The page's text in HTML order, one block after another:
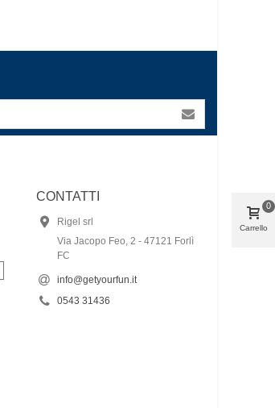
CONTATTI
Rigel srl
Via Jacopo Feo, 2 - 47121 Forlì
FC
info@getyourfun.it
0543 31436
Carrello
0